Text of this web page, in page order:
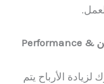
سادسا: إدارة الأداء ومشاركة الموظفين Performance &
الأرباح يتم